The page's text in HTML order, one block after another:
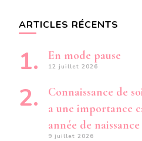
ARTICLES RÉCENTS
En mode pause
12 juillet 2026
Connaissance de
a une importance
année de naissance
9 juillet 2026